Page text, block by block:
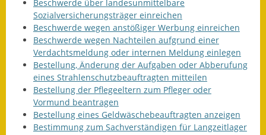
Beschwerde über landesunmittelbare
Sozialversicherungsträger einreichen
Beschwerde wegen anstößiger Werbung einreichen
Beschwerde wegen Nachteilen aufgrund einer
Verdachtsmeldung oder internen Meldung einlegen
Bestellung, Änderung der Aufgaben oder Abberufung
eines Strahlenschutzbeauftragten mitteilen
Bestellung der Pflegeeltern zum Pfleger oder
Vormund beantragen
Bestellung eines Geldwäschebeauftragten anzeigen
Bestimmung zum Sachverständigen für Langzeitlager